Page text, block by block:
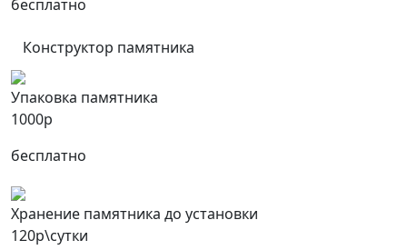
бесплатно
Конструктор памятника
Упаковка памятника
1000р
бесплатно
Хранение памятника до установки
120р\сутки